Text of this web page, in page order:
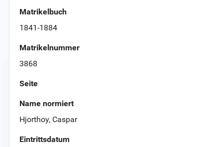
Matrikelbuch
1841-1884
Matrikelnummer
3868
Seite
Name normiert
Hjorthoy, Caspar
Eintrittsdatum